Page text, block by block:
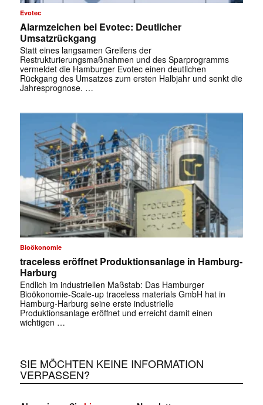
Evotec
Alarmzeichen bei Evotec: Deutlicher
Umsatzrückgang
Statt eines langsamen Greifens der
Restrukturierungsmaßnahmen und des Sparprogramms
vermeldet die Hamburger Evotec einen deutlichen
Rückgang des Umsatzes zum ersten Halbjahr und senkt die
Jahresprognose. …
Bioökonomie
traceless eröffnet Produktionsanlage in Hamburg-
Harburg
Endlich im industriellen Maßstab: Das Hamburger
Bioökonomie-Scale-up traceless materials GmbH hat in
Hamburg-Harburg seine erste industrielle
Produktionsanlage eröffnet und erreicht damit einen
wichtigen …
SIE MÖCHTEN KEINE INFORMATION
VERPASSEN?